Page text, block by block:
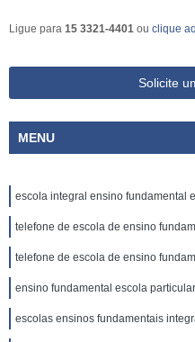
Ligue para 15 3321-4401 ou clique
Solicite
MENU
escola integral ensino fundamental
telefone de escola de ensino
telefone de escola de ensino
ensino fundamental escola
escolas ensinos fundamentais